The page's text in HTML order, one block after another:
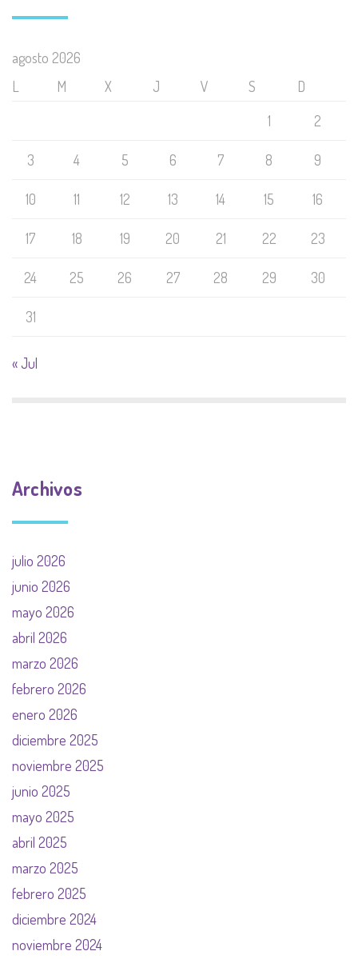
agosto 2026
L
M X J V S
D
1
2
3 4 5 6 7 8 9
10 11 12 13 14 15 16
17 18 19 20 21 22 23
24 25 26 27 28 29 30
31
« Jul
Archivos
julio 2026
junio 2026
mayo 2026
abril 2026
marzo 2026
febrero 2026
enero 2026
diciembre 2025
noviembre 2025
junio 2025
mayo 2025
abril 2025
marzo 2025
febrero 2025
diciembre 2024
noviembre 2024